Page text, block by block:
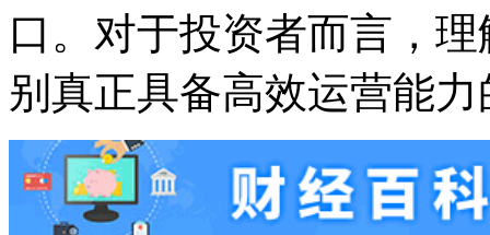
口。对于投资者而言，
别真正具备高效运营能